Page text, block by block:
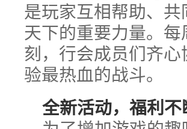
是玩家互相帮助、
天下的重要力量。
刻，行会成员们齐
验最热血的战斗。
全新活动，福利不